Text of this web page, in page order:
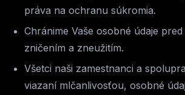
práva na ochranu súkromia.
Chránime Vaše osobné údaje
zničením a zneužitím.
Všetci naši zamestnanci a
viazaní mlčanlivosťou, osobné